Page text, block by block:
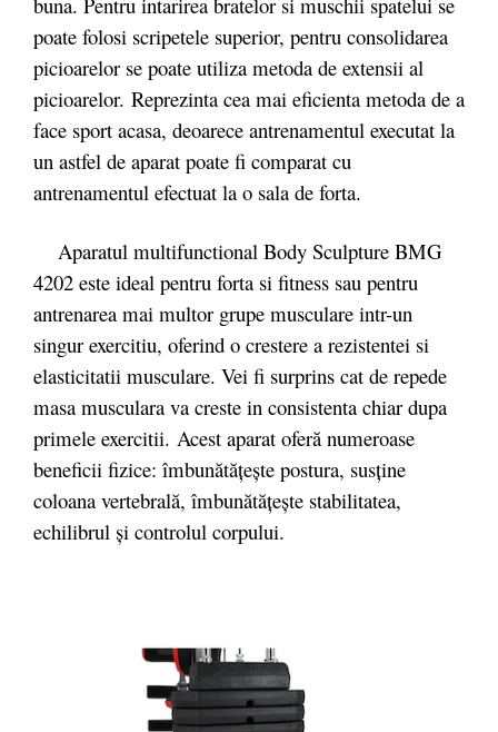
poate folosi scripetele superior, pentru consolidarea
picioarelor se poate utiliza metoda de extensii al
picioarelor. Reprezinta cea mai eficienta metoda de a
face sport acasa, deoarece antrenamentul executat la
un astfel de aparat poate fi comparat cu
antrenamentul efectuat la o sala de forta.
Aparatul multifunctional Body Sculpture BMG
4202 este ideal pentru forta si fitness sau pentru
antrenarea mai multor grupe musculare intr-un
singur exercitiu, oferind o crestere a rezistentei si
elasticitatii musculare. Vei fi surprins cat de repede
masa musculara va creste in consistenta chiar dupa
primele exercitii. Acest aparat oferă numeroase
beneficii fizice: îmbunătăţeşte postura, susţine
coloana vertebrală, îmbunătăţeşte stabilitatea,
echilibrul şi controlul corpului.